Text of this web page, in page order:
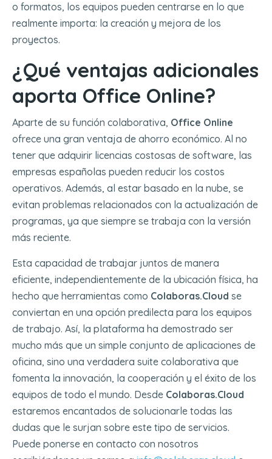
o formatos, los equipos pueden centrarse en lo que
realmente importa: la creación y mejora de los
proyectos.
¿Qué ventajas adicionales
aporta Office Online?
Aparte de su función colaborativa, Office Online
ofrece una gran ventaja de ahorro económico. Al no
tener que adquirir licencias costosas de software, las
empresas españolas pueden reducir los costos
operativos. Además, al estar basado en la nube, se
evitan problemas relacionados con la actualización de
programas, ya que siempre se trabaja con la versión
más reciente.
Esta capacidad de trabajar juntos de manera
eficiente, independientemente de la ubicación física, ha
hecho que herramientas como Colaboras.Cloud se
conviertan en una opción predilecta para los equipos
de trabajo. Así, la plataforma ha demostrado ser
mucho más que un simple conjunto de aplicaciones de
oficina, sino una verdadera suite colaborativa que
fomenta la innovación, la cooperación y el éxito de los
equipos de todo el mundo. Desde Colaboras.Cloud
estaremos encantados de solucionarle todas las
dudas que le surjan sobre este tipo de servicios.
Puede ponerse en contacto con nosotros